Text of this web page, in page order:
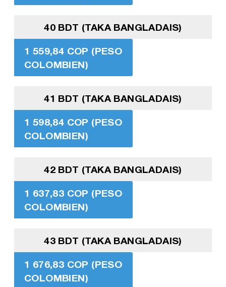
40 BDT (TAKA BANGLADAIS)
1 559,84 COP (PESO
COLOMBIEN)
41 BDT (TAKA BANGLADAIS)
1 598,84 COP (PESO
COLOMBIEN)
42 BDT (TAKA BANGLADAIS)
1 637,83 COP (PESO
COLOMBIEN)
43 BDT (TAKA BANGLADAIS)
1 676,83 COP (PESO
COLOMBIEN)